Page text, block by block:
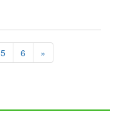
5 6 »